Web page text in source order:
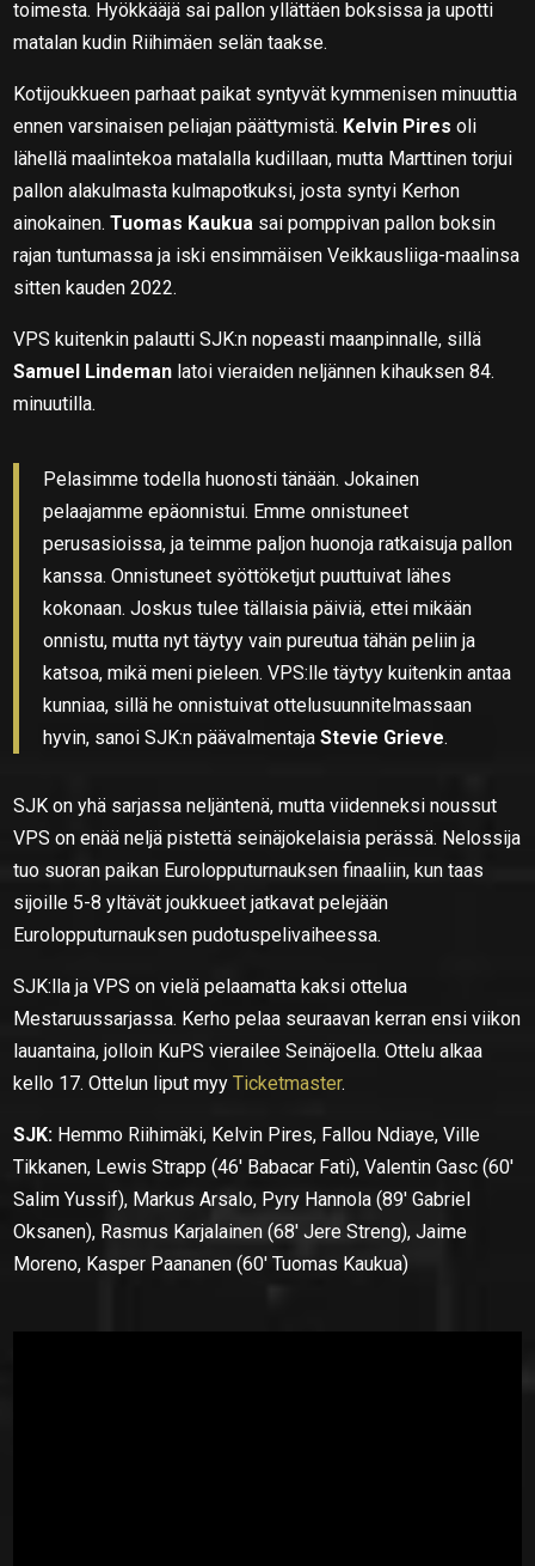
toimesta. Hyökkääjä sai pallon yllättäen boksissa ja upotti
matalan kudin Riihimäen selän taakse.
Kotijoukkueen parhaat paikat syntyvät kymmenisen minuuttia
ennen varsinaisen peliajan päättymistä. Kelvin Pires oli
lähellä maalintekoa matalalla kudillaan, mutta Marttinen torjui
pallon alakulmasta kulmapotkuksi, josta syntyi Kerhon
ainokainen.Tuomas Kaukua sai pomppivan pallon boksin
rajan tuntumassa ja iski ensimmäisen Veikkausliiga-maalinsa
sitten kauden 2022.
VPS kuitenkin palautti SJK:n nopeasti maanpinnalle, sillä
Samuel Lindeman latoi vieraiden neljännen kihauksen 84.
minuutilla.
Pelasimme todella huonosti tänään. Jokainen
pelaajamme epäonnistui. Emme onnistuneet
perusasioissa, ja teimme paljon huonoja ratkaisuja pallon
kanssa. Onnistuneet syöttöketjut puuttuivat lähes
kokonaan. Joskus tulee tällaisia päiviä, ettei mikään
onnistu, mutta nyt täytyy vain pureutua tähän peliin ja
katsoa, mikä meni pieleen. VPS:lle täytyy kuitenkin antaa
kunniaa, sillä he onnistuivat ottelusuunnitelmassaan
hyvin, sanoi SJK:n päävalmentajaStevie Grieve.
SJK on yhä sarjassa neljäntenä, mutta viidenneksi noussut
VPS on enää neljä pistettä seinäjokelaisia perässä. Nelossija
tuo suoran paikan Eurolopputurnauksen finaaliin, kun taas
sijoille 5-8 yltävät joukkueet jatkavat pelejään
Eurolopputurnauksen pudotuspelivaiheessa.
SJK:lla ja VPS on vielä pelaamatta kaksi ottelua
Mestaruussarjassa. Kerho pelaa seuraavan kerran ensi viikon
lauantaina, jolloin KuPS vierailee Seinäjoella. Ottelu alkaa
kello 17. Ottelun liput myyTicketmaster.
SJK: Hemmo Riihimäki, Kelvin Pires, Fallou Ndiaye, Ville
Tikkanen, Lewis Strapp (46′ Babacar Fati), Valentin Gasc (60′
Salim Yussif), Markus Arsalo, Pyry Hannola (89′ Gabriel
Oksanen), Rasmus Karjalainen (68′ Jere Streng), Jaime
Moreno, Kasper Paananen (60′ Tuomas Kaukua)